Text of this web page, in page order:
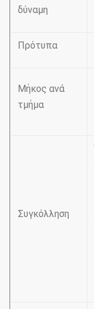
δύναμη
Πρότυπα
Μήκος ανά
τμήμα
Συγκόλληση